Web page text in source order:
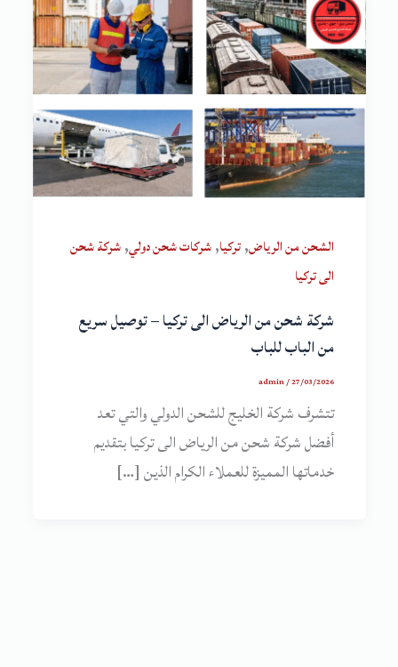
الشحن من الرياض,تركيا,شركات شحن دولي,شركة شحن
الى تركيا
شركة شحن من الرياض الى تركيا – توصيل سريع
من الباب للباب
admin/27/03/2026
تتشرف شركة الخليج للشحن الدولي والتي تعد
أفضل شركة شحن من الرياض الى تركيا بتقديم
خدماتها المميزة للعملاء الكرام الذين […]